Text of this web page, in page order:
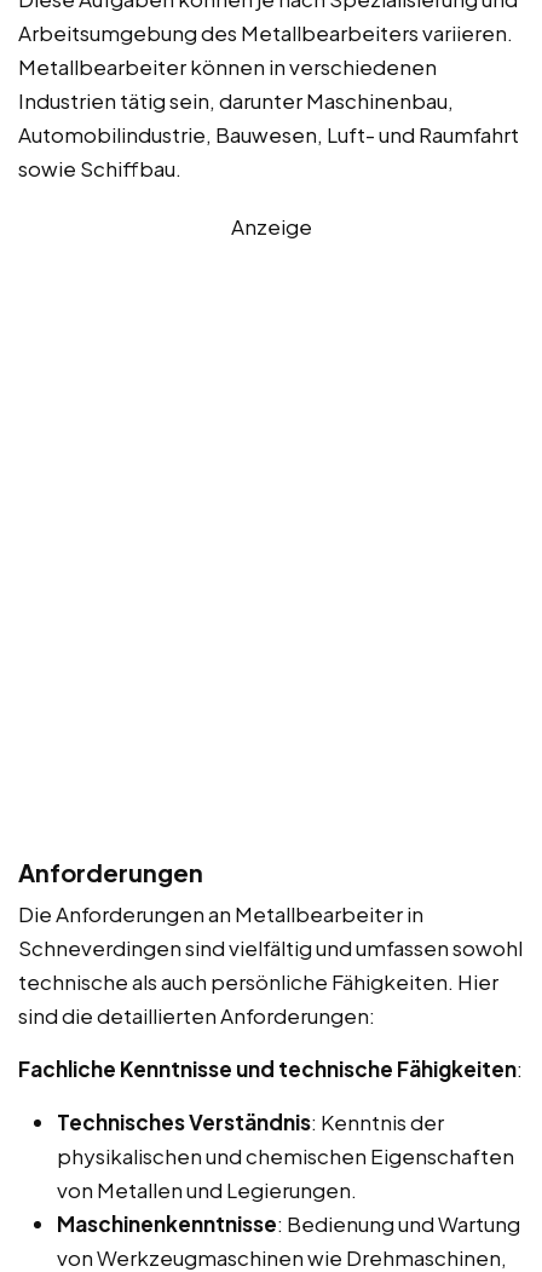
Arbeitsumgebung des Metallbearbeiters variieren.
Metallbearbeiter können in verschiedenen
Industrien tätig sein, darunter Maschinenbau,
Automobilindustrie, Bauwesen, Luft- und Raumfahrt
sowie Schiffbau.
Anzeige
Anforderungen
Die Anforderungen an Metallbearbeiter in
Schneverdingen sind vielfältig und umfassen sowohl
technische als auch persönliche Fähigkeiten. Hier
sind die detaillierten Anforderungen:
Fachliche Kenntnisse und technische Fähigkeiten:
Technisches Verständnis: Kenntnis der
physikalischen und chemischen Eigenschaften
von Metallen und Legierungen.
Maschinenkenntnisse: Bedienung und Wartung
von Werkzeugmaschinen wie Drehmaschinen,